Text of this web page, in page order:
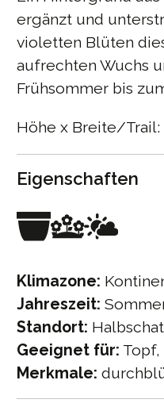
ergänzt und
violetten Blüten
aufrechten Wuchs
Frühsommer bis
Höhe x Breite/Trail:
Eigenschaften
Klimazone:
Jahreszeit:
Standort:
Geeignet für:
Merkmale: